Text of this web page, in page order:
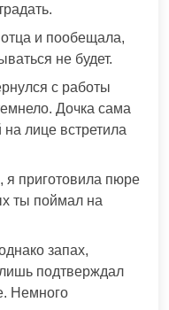
и пообещала,
не будет.
с работы
Дочка сама
лице встретила
я приготовила пюре
ты поймал на
запах,
подтверждал
Немного